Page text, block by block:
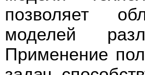
позволяет
моделей
Применение